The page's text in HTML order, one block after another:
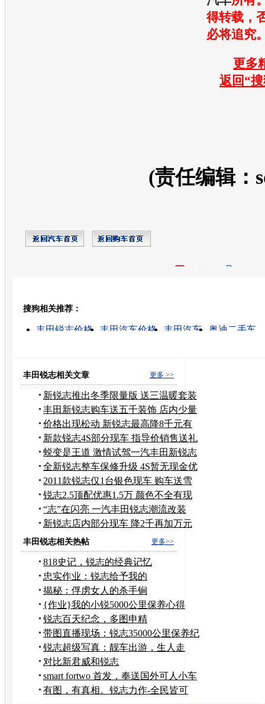
得转载，
必将追究
更多
返回“
(责任编辑：
搜狗相关推荐：
丰田锐志价格 丰田汽车价格 丰田汽车
奥迪二手车
更多 >>
丰田锐志相关文章
新锐志推出冬季限量版 送三温暖套装
礼包
丰田新锐志购车送五千装饰 店内少量
现车
价格出现松动 新锐志最高降8千元有
交易
新款锐志4S部分现车 指导价销售送礼
包
蜕变是王道 激情试驾一汽丰田新锐志
全新锐志整车保修升级 4S暂无现金优
惠
2011款锐志仅1台银色现车 购车送雪
地胎
锐志2.5顶配优惠1.5万 颜色不全有现
车
“志”在闪亮 一汽丰田锐志潮流改装
新锐志店内部分现车 降2千再加万元
礼包
更多>>
丰田锐志相关热帖
818史记，锐志的经典记忆
忠实作业：锐志给予我的
揭秘：俘虏女人的杀手锏
{作业}我的小锐5000公里保养心得
锐志百天纪念，多图申精
带图直播现场：锐志35000公里保养纪
录
锐志超级写真：靓车出游，生人走
避！！~~
对比新君威和锐志
smart fortwo 首发，奉送国外可人小车
有图，有真相。锐志力作-全民皆可